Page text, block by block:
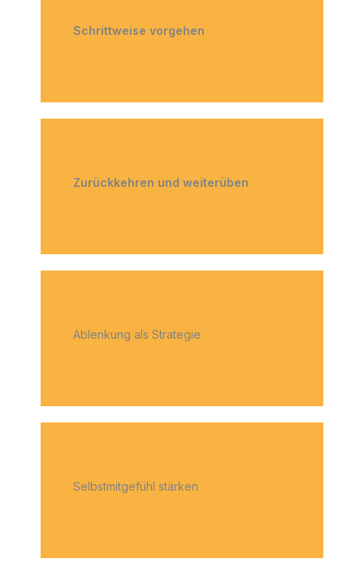
Schrittweise vorgehen
Zurückkehren und weiterüben
Ablenkung als Strategie
Selbstmitgefühl stärken